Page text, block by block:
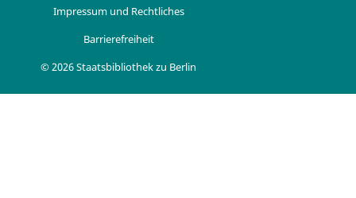
Impressum und Rechtliches
Barrierefreiheit
© 2026 Staatsbibliothek zu Berlin